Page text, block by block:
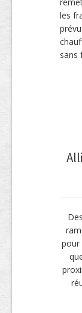
les
sans
pour